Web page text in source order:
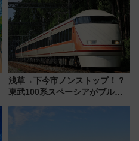
浅草→下今市ノンストップ！？
東武100系スペーシアがブルー
ー当時の停車駅」を再現 運転